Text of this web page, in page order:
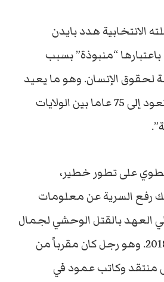
الانتخابية هدد بايدن
“منبوذة” بسبب
لحقوق الإنسان. وهو ما يعيد
اختبار العلاقة التي تعود إلى 75 عاما بين الولايات
على تطور خطير،
رفع السرية عن معلومات
العهد بالقتل الوحشي لجمال
خاشقجي في عام 2018. وهو رجل كان مقرباً من
منتقد وكاتب عمود في